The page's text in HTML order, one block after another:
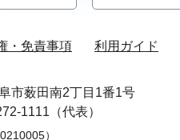
・免責事項 利用ガイド
市薮田南2丁目1番1号
1111（代表）
）